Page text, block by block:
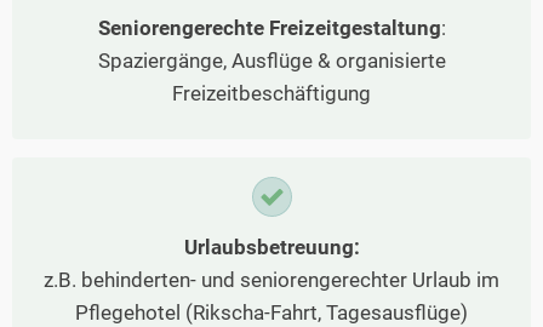
Seniorengerechte Freizeitgestaltung:
Spaziergänge, Ausflüge & organisierte
Freizeitbeschäftigung
Urlaubsbetreuung:
z.B. behinderten- und seniorengerechter Urlaub im
Pflegehotel (Rikscha-Fahrt, Tagesausflüge)